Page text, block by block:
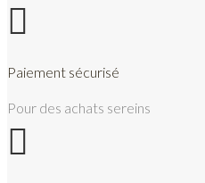

Paiement sécurisé
Pour des achats sereins
